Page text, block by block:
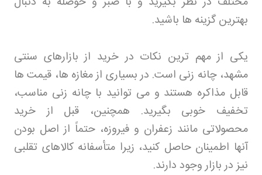
بهترین گزینه ها باشید.
یکی از مهم ترین نکات در خرید از بازارهای سنتی
مشهد، چانه زنی است. در بسیاری از مغازه ها، قیمت ها
قابل مذاکره هستند و می توانید با چانه زنی مناسب،
تخفیف خوبی بگیرید. همچنین، قبل از خرید
محصولاتی مانند زعفران و فیروزه، حتماً از اصل بودن
آنها اطمینان حاصل کنید، زیرا متأسفانه کالاهای تقلبی
نیز در بازار وجود دارند.